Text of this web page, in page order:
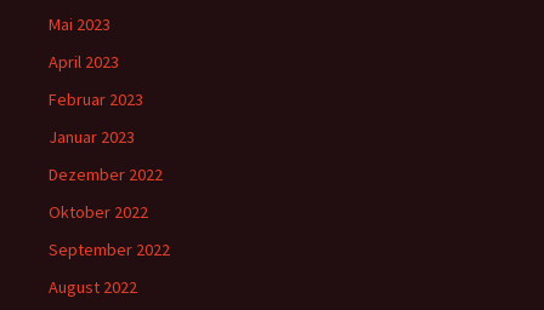
Mai 2023
April 2023
Februar 2023
Januar 2023
Dezember 2022
Oktober 2022
September 2022
August 2022